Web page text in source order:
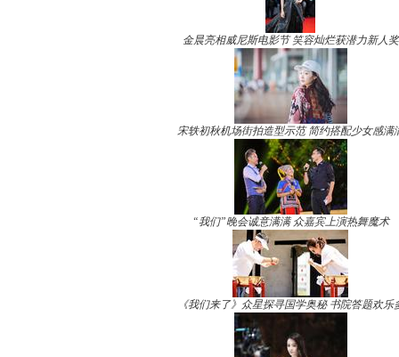
金晨亮相威尼斯电影节 笑容灿烂获潜力新人奖
宋轶初秋机场街拍造型示范 简约搭配少女感满
“我们”晚会诚意满满 众嘉宾上演热舞魔术
《我们来了》众星探寻国学奥秘 书院答题欢乐